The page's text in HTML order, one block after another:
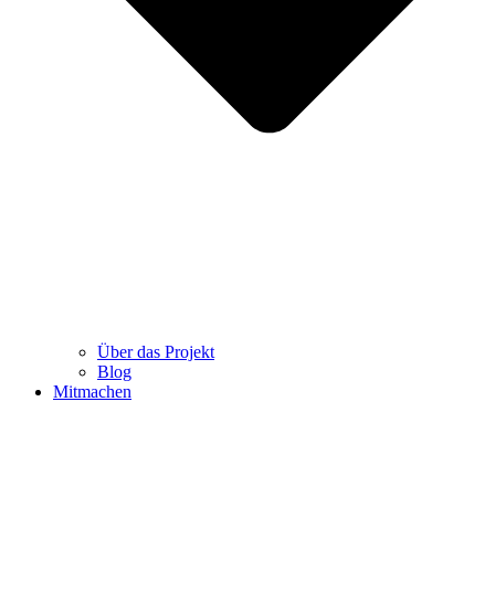
Über das Projekt
Blog
Mitmachen